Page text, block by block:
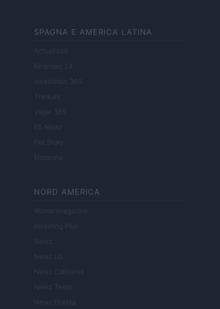
SPAGNA E AMERICA LATINA
Actualidad
Finanzas 24
Investindo 365
Think.es
Viajar 365
ES Newz
Pet Story
Encocina
NORD AMERICA
Womanmagazine
Investing Plus
Newz
Newz US
Newz California
Newz Texas
Newz Florida